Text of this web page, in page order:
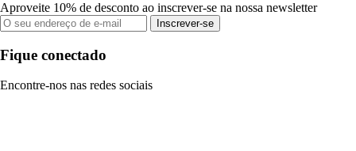
Aproveite 10% de desconto ao inscrever-se na nossa newsletter
Inscrever-se
Fique conectado
Encontre-nos nas redes sociais